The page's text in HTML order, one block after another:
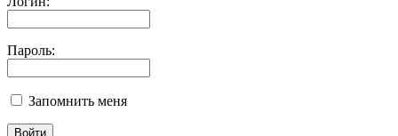
Пароль:
Запомнить меня